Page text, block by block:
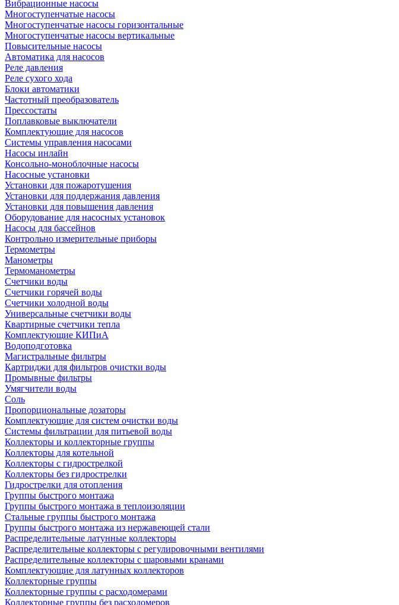
Вибрационные насосы
Многоступенчатые насосы
Многоступенчатые насосы горизонтальные
Многоступенчатые насосы вертикальные
Повысительные насосы
Автоматика для насосов
Реле давления
Реле сухого хода
Блоки автоматики
Частотный преобразователь
Прессостаты
Поплавковые выключатели
Комплектующие для насосов
Системы управления насосами
Насосы инлайн
Консольно-моноблочные насосы
Насосные установки
Установки для пожаротушения
Установки для поддержания давления
Установки для повышения давления
Оборудование для насосных установок
Насосы для бассейнов
Контрольно измерительные приборы
Термометры
Манометры
Термоманометры
Счетчики воды
Счетчики горячей воды
Счетчики холодной воды
Универсальные счетчики воды
Квартирные счетчики тепла
Комплектующие КИПиА
Водоподготовка
Магистральные фильтры
Картриджи для фильтров очистки воды
Промывные фильтры
Умягчители воды
Соль
Пропорциональные дозаторы
Комплектующие для систем очистки воды
Системы фильтрации для питьевой воды
Коллекторы и коллекторные группы
Коллекторы для котельной
Коллекторы с гидрострелкой
Коллекторы без гидрострелки
Гидрострелки для отопления
Группы быстрого монтажа
Группы быстрого монтажа в теплоизоляции
Стальные группы быстрого монтажа
Группы быстрого монтажа из нержавеющей стали
Распределительные латунные коллекторы
Распределительные коллекторы с регулировочными вентилями
Распределительные коллекторы с шаровыми кранами
Комплектующие для латунных коллекторов
Коллекторные группы
Коллекторные группы с расходомерами
Коллекторные группы без расходомеров